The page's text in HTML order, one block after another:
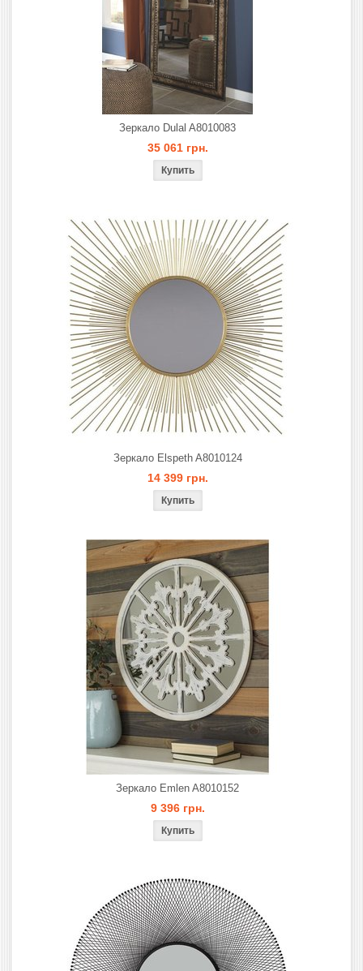
Зеркало Dulal A8010083
35 061 грн.
Зеркало Elspeth A8010124
14 399 грн.
Зеркало Emlen A8010152
9 396 грн.